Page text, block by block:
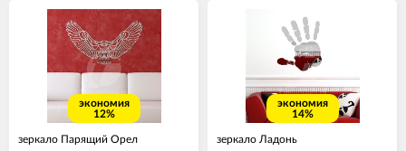
экономия
12%
зеркало Парящий Орел
экономия
14%
зеркало Ладонь